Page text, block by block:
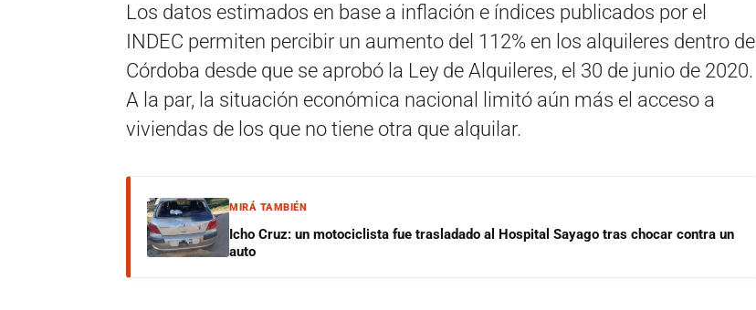
Los datos estimados en base a inflación e índices publicados por el
INDEC permiten percibir un aumento del 112% en los alquileres dentro de
Córdoba desde que se aprobó la Ley de Alquileres, el 30 de junio de 2020.
A la par, la situación económica nacional limitó aún más el acceso a
viviendas de los que no tiene otra que alquilar.
MIRÁ TAMBIÉN
Icho Cruz: un motociclista fue trasladado al Hospital Sayago tras chocar contra un
auto